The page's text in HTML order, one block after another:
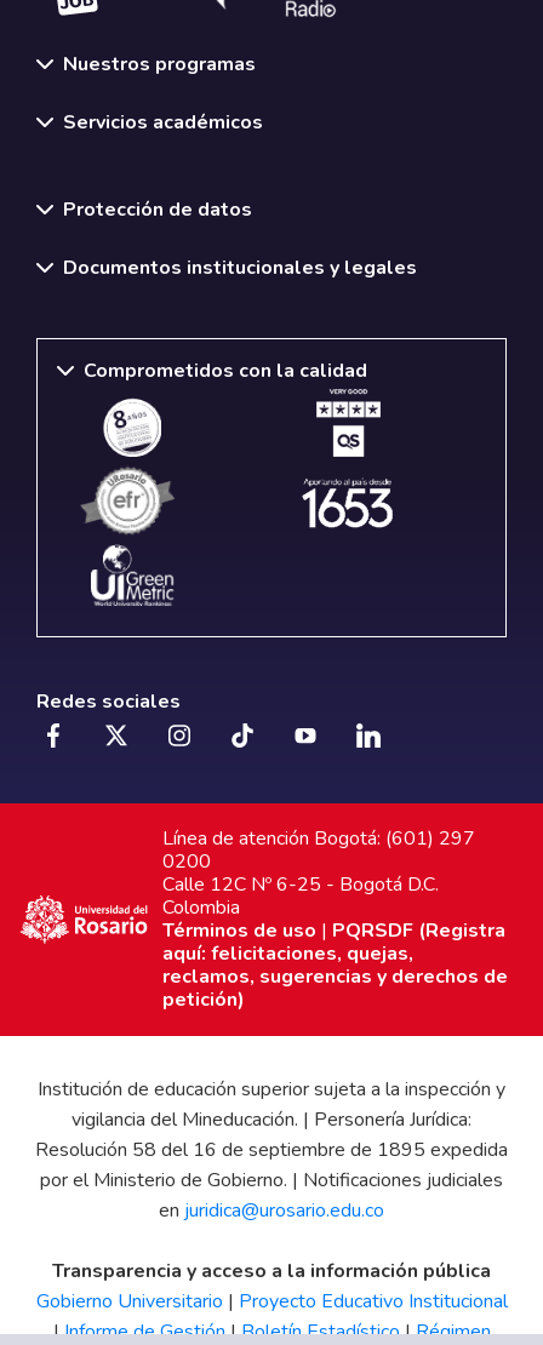
Nuestros programas
Servicios académicos
Protección de datos
Documentos institucionales y legales
Comprometidos con la calidad
Redes sociales
Línea de atención Bogotá: (601) 297
0200
Calle 12C Nº 6-25 - Bogotá D.C.
Colombia
Términos de uso | PQRSDF (Registra
aquí: felicitaciones, quejas,
reclamos, sugerencias y derechos de
petición)
Institución de educación superior sujeta a la inspección y
vigilancia del Mineducación. | Personería Jurídica:
Resolución 58 del 16 de septiembre de 1895 expedida
por el Ministerio de Gobierno. | Notificaciones judiciales
en juridica@urosario.edu.co
Transparencia y acceso a la información pública
Gobierno Universitario | Proyecto Educativo Institucional
|Informe de Gestión|Boletín Estadístico|Régimen